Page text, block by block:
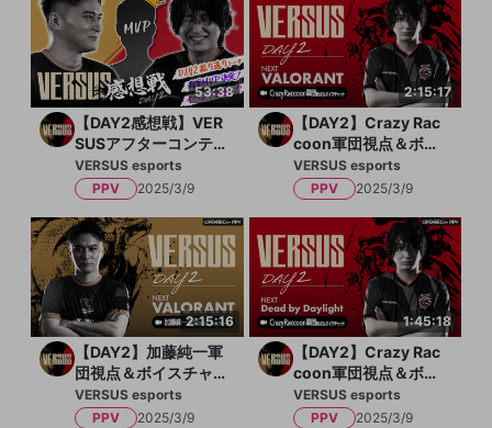
53:38
【DAY2感想戦】VER
SUSアフターコンテ
ンツ
VERSUS esports
PPV
2025/3/9
2:15:17
【DAY2】Crazy Rac
coon軍団視点＆ボイ
スチャット「VALOR
ANT」
VERSUS esports
PPV
2025/3/9
2:15:16
【DAY2】加藤純一軍
団視点＆ボイスチャ
ット「VALORANT」
VERSUS esports
PPV
2025/3/9
1:45:18
【DAY2】Crazy Rac
coon軍団視点＆ボイ
スチャット「Dead b
y Daylight」
VERSUS esports
PPV
2025/3/9
です
【PPV】Crazy Raccoon軍団応援チ
ケット
販売期間：2025/2/14 9:00 - 2025/4/29
14:59
1,500円 販売終了
このチケットは2025/4/30 14:59まで有効
です
【PPV】アフターコンテンツチケット
販売期間：2025/2/14 9:00 - 2025/4/29
14:59
1,000円 販売終了
で、次にお進みください
アカウント作成
mellow-fanからのお得な情報をメールで受
け取る
で、次にお進みください
あとで登録
誤解を招く配信設定
ゲームの録画禁止区域の配信
改造版・海賊版ソフトの配信
政治的・宗教的・人種的な内容
その他の問題
Discordとは？ Discordに参加する